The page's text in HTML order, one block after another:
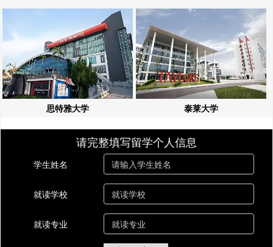
思特雅大学 泰莱大学
请完整填写留学个人信息
学生姓名
就读学校
就读专业